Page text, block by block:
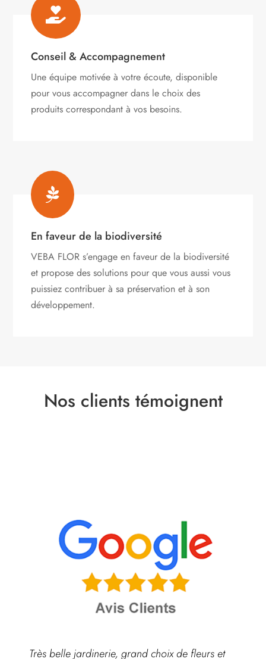

Conseil & Accompagnement
Une équipe motivée à votre écoute, disponible
pour vous accompagner dans le choix des
produits correspondant à vos besoins.

En faveur de la biodiversité
VEBA FLOR s’engageen faveur de la biodiversité
et propose des solutions pour que vous aussi vous
puissiez contribuer à sa préservation et à son
développement.
Nos clients témoignent
Très belle jardinerie, grand choix de fleurs et